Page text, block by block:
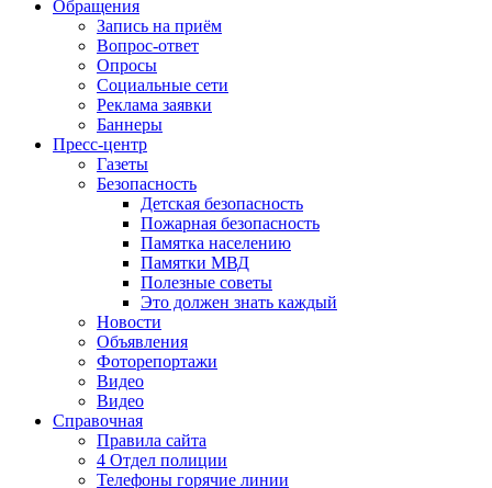
Обращения
Запись на приём
Вопрос-ответ
Опросы
Социальные сети
Реклама заявки
Баннеры
Пресс-центр
Газеты
Безопасность
Детская безопасность
Пожарная безопасность
Памятка населению
Памятки МВД
Полезные советы
Это должен знать каждый
Новости
Объявления
Фоторепортажи
Видео
Видео
Справочная
Правила сайта
4 Отдел полиции
Телефоны горячие линии